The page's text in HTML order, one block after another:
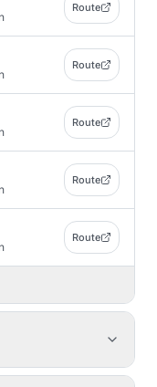
Route
Route
Route
Route
Route